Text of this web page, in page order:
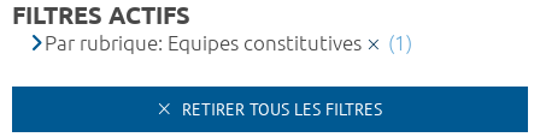
FILTRES ACTIFS
Par rubrique: Equipes constitutives (1)
RETIRER TOUS LES FILTRES